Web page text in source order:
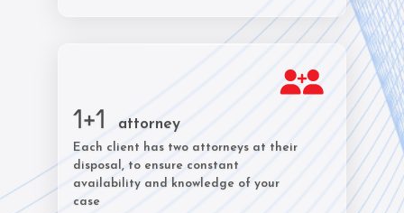
1+1 attorney
Each client has two attorneys at their
disposal, to ensure constant
availability and knowledge of your
case